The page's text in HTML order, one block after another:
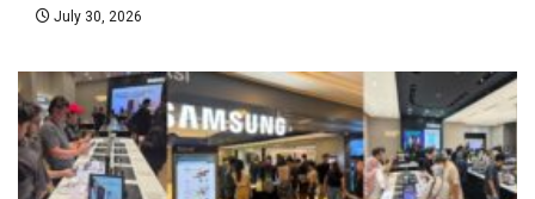
July 30, 2026